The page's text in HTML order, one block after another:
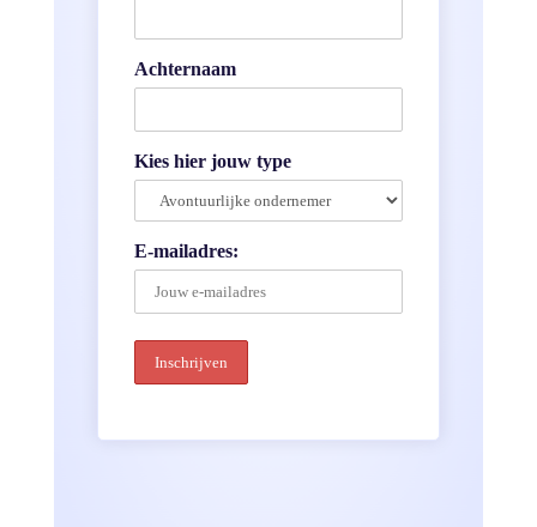
Achternaam
Kies hier jouw type
E-mailadres: